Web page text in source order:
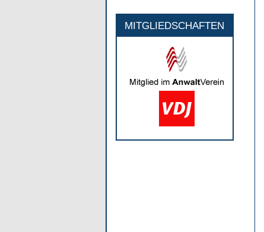
MITGLIEDSCHAFTEN